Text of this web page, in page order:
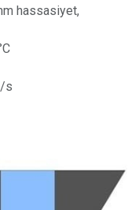
hassasiyet,
s